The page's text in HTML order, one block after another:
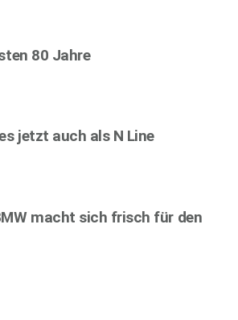
80 Jahre
jetzt auch als N Line
macht sich frisch für den